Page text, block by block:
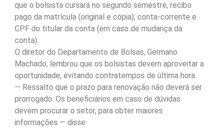
que o bolsista cursará no segundo semestre, recibo
pago da matrícula (original e cópia); conta-corrente e
CPF do titular da conta (em caso de mudança da
conta).
O diretor do Departamento de Bolsas, Germano
Machado, lembrou que os bolsistas devem aproveitar a
oportunidade, evitando contratempos de última hora.
— Ressalto que o prazo para renovação não deverá ser
prorrogado. Os beneficiários em caso de dúvidas
devem procurar o setor, para obter maiores
informações — disse.